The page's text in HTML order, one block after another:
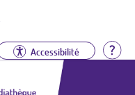
Accessibilité